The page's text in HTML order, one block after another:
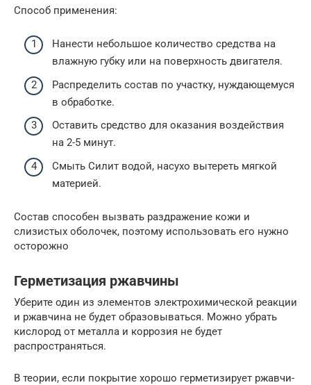
Способ применения:
Нанести небольшое количество средства на
влажную губку или на поверхность двигателя.
Распределить состав по участку, нуждающемуся
в обработке.
Оставить средство для оказания воздействия
на 2-5 минут.
Смыть Силит водой, насухо вытереть мягкой
материей.
Состав способен вызвать раздражение кожи и
слизистых оболочек, поэтому использовать его нужно
осторожно
Герметизация ржавчины
Убе­ри­те один из эле­мен­тов элек­тро­хи­ми­че­ской реак­ции
и ржав­чи­на не будет обра­зо­вы­вать­ся. Мож­но убрать
кис­ло­род от метал­ла и кор­ро­зия не будет
распространяться.
В тео­рии, если покры­тие хоро­шо гер­ме­ти­зи­ру­ет ржав­чи­